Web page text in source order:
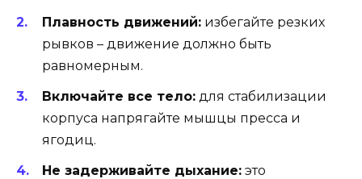
Плавность движений: избегайте резких
рывков – движение должно быть
равномерным.
Включайте все тело: для стабилизации
корпуса напрягайте мышцы пресса и
ягодиц.
Не задерживайте дыхание: это